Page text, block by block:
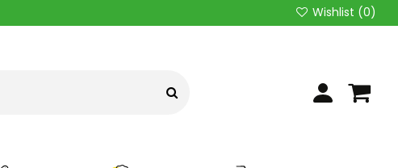
Wishlist (0)